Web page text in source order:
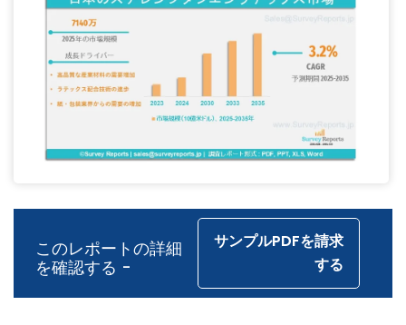
このレポートの詳細
を確認する -
サンプルPDFを請求
する